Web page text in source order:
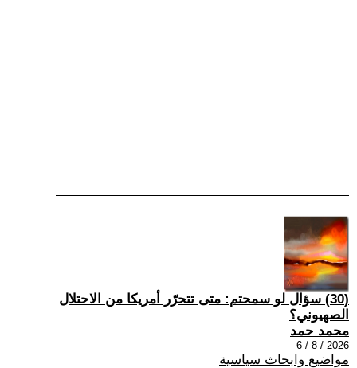
(30) سؤال لو سمحتم: متى تتحرّر أمريكا من الاحتلال
الصهيوني؟
محمد حمد
2026 / 8 / 6
مواضيع وابحاث سياسية